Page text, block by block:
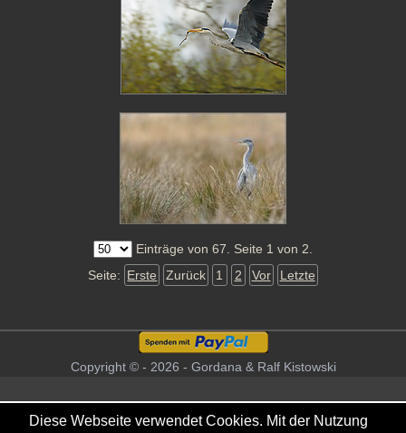
Einträge von 67. Seite 1 von 2.
Seite: Erste Zurück 1 2 Vor Letzte
Copyright © - 2026 - Gordana & Ralf Kistowski
Diese Webseite verwendet Cookies. Mit der Nutzung